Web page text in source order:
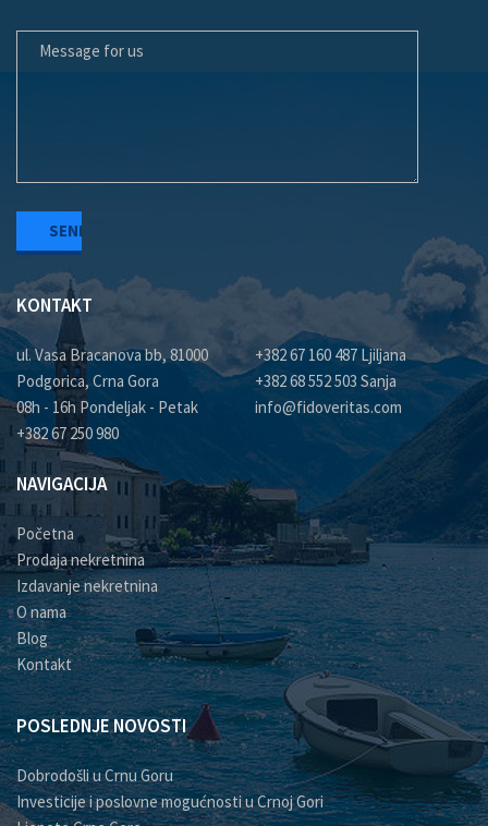
KONTAKT
ul. Vasa Bracanova bb, 81000
Podgorica, Crna Gora
08h - 16h Pondeljak - Petak
+382 67 250 980
+382 67 160 487 Ljiljana
+382 68 552 503 Sanja
info@fidoveritas.com
NAVIGACIJA
Početna
Prodaja nekretnina
Izdavanje nekretnina
O nama
Blog
Kontakt
POSLEDNJE NOVOSTI
Dobrodošli u Crnu Goru
Investicije i poslovne mogućnosti u Crnoj Gori